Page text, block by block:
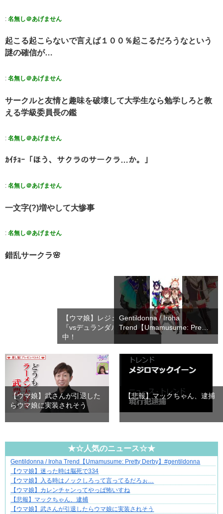
: 名無し＠あげません
起こる起こらないで言えば１００％起こるだろうなという
謎の確信が…
: 名無し＠あげません
サークルと友情と趣味を破壊して大学生なら勉学しろと教
える学級委員長の鑑
: 名無し＠あげません
ｶｲﾁｮｰ「ほう、サクラのサークラ…か。」
: 名無し＠あげません
一文字(?)増やして大惨事
: 名無し＠あげません
錯乱サークラ🌸
【ウマ娘】レジェンドレース
『vsデュランダル』が開催
中！
Gentildonna / Iroha
Trend【Umamusume: Pre…
【ウマ娘】武さんが引退した
らウマ娘に実装されそう
【悲報】マックちゃん、逮捕
★☆人気のニュース☆★
恋は疑惑に染まり、狂気へ変わる
Gentildonna / Iroha Trend【Umamusume: Pretty Derby】#gentildonna
【ウマ娘】迷った時は脳死で334
【ウマ娘】入る時はノックしろって言ってるだろぉ…
【ウマ娘】カレンチャンってやっぱ怖いすね
【悲報】マックちゃん、逮捕
【ウマ娘】武さんが引退したらウマ娘に実装されそう